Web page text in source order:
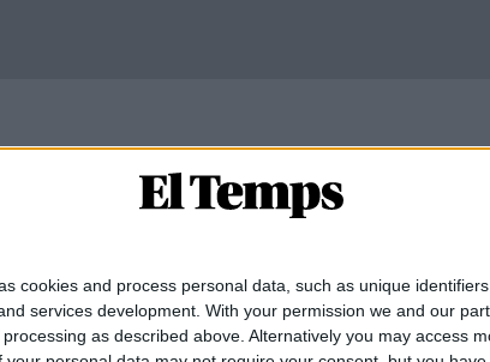
cookies and process personal data, such as unique
services development. With your permission we and our
as described above. Alternatively you may access